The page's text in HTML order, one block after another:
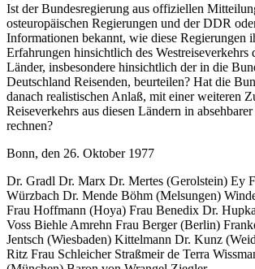
Ist der Bundesregierung aus offiziellen
osteuropäischen Regierungen und der DDR
Informationen bekannt, wie diese Regierungen
Erfahrungen hinsichtlich des Westreiseverkehrs
Länder, insbesondere hinsichtlich der in die
Deutschland Reisenden, beurteilen? Hat die
danach realistischen Anlaß, mit einer weiteren
Reiseverkehrs aus diesen Ländern in
rechnen?
Bonn, den 26. Oktober 1977
Dr. Gradl Dr. Marx Dr. Mertes (Gerolstein) Ey
Würzbach Dr. Mende Böhm (Melsungen)
Frau Hoffmann (Hoya) Frau Benedix Dr.
Voss Biehle Amrehn Frau Berger (Berlin)
Jentsch (Wiesbaden) Kittelmann Dr. Kunz
Ritz Frau Schleicher Straßmeir de Terra